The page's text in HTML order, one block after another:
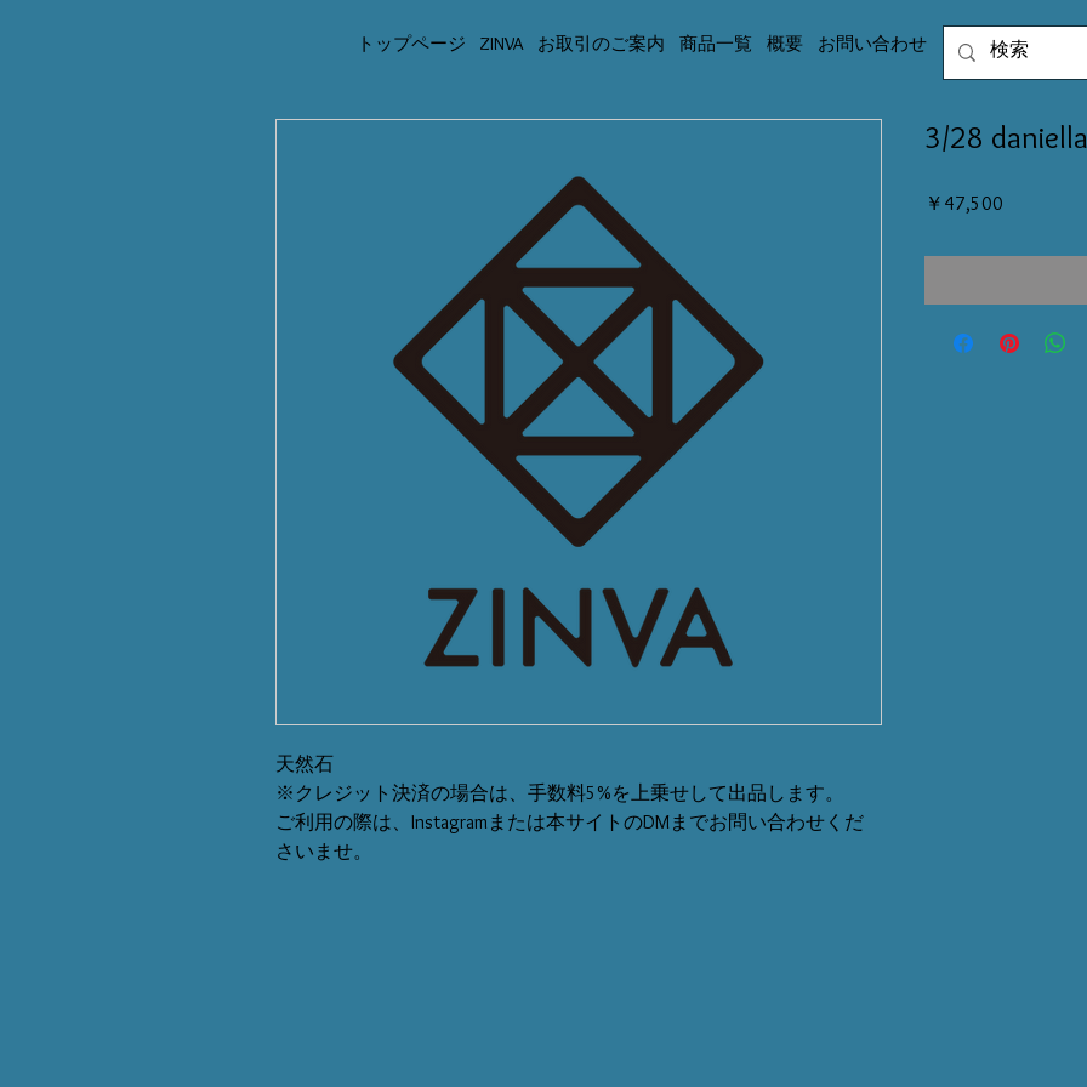
トップページ ZINVA お取引のご案内 商品一覧 概要 お問い合わせ
天然石
※クレジット決済の場合は、手数料5%を上乗せして出品します。
ご利用の際は、Instagramまたは本サイトのDMまでお問い合わせくだ
さいませ。
3/28 daniella
￥47,500